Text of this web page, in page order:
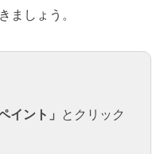
ましょう。
イント」
とクリック